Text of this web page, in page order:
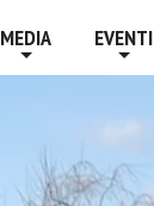
MEDIA EVENTI